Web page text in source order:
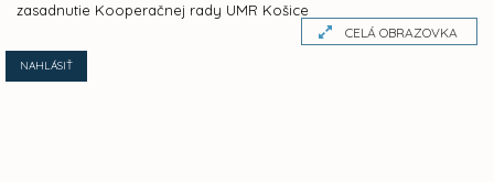
zasadnutie Kooperačnej rady UMR Košice
CELÁ OBRAZOVKA
NAHLÁSIŤ